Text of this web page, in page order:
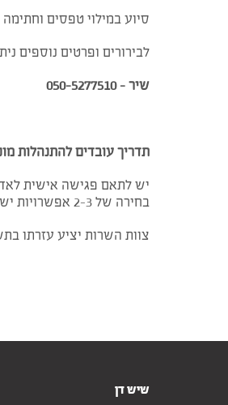
סיוע במילוי טפסים וחתימה
לבירורים ופרטים נוספים
שיר – 050-5277510
תדריך עובדים להתנהלות
יש לתאם פגישה אישית
בחירה של 2-3 אפשרויות יש לדאוג להציג ללקוח באמצעות מנוף / דוגמה רלוונטית.
צוות השרות יציע עזרתו
שיש דן